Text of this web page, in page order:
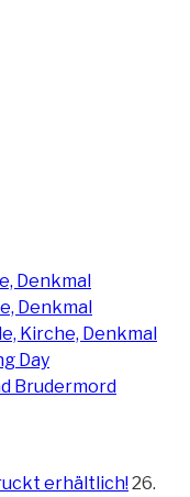
Denkmal
Denkmal
Kirche, Denkmal
Day
Brudermord
erhältlich!26.